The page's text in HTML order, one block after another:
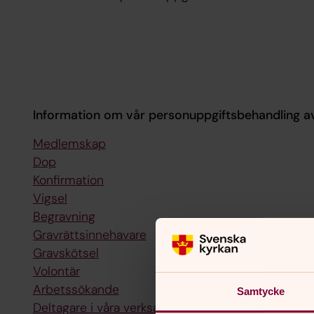
Samtycke
Information om vår personuppgiftsbehandling
Medlemskap
Dop
Konfirmation
Vigsel
Begravning
Gravrättsinnehavare
Gravskötsel
Volontär
Arbetssökande
Deltagare i våra verksamheter